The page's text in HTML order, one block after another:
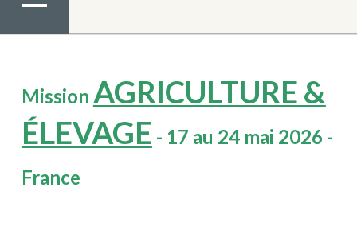
contenu
MENU
Mission AGRICULTURE &
ÉLEVAGE - 17 au 24 mai 2026 -
France